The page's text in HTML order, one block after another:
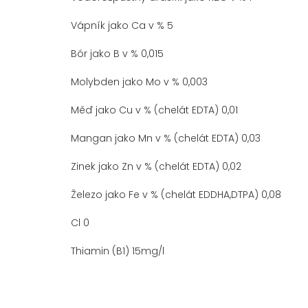
Vápník jako Ca v % 5
Bór jako B v % 0,015
Molybden jako Mo v % 0,003
Měď jako Cu v % (chelát EDTA) 0,01
Mangan jako Mn v % (chelát EDTA) 0,03
Zinek jako Zn v % (chelát EDTA) 0,02
Železo jako Fe v % (chelát EDDHA,DTPA) 0,08
Cl 0
Thiamin (B1) 15mg/l